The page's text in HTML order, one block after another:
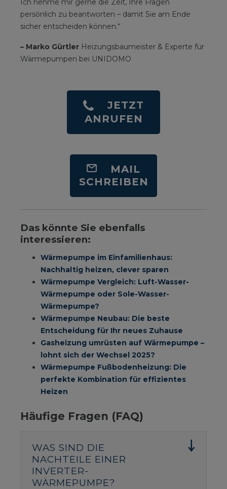
Ich nehme mir gerne die Zeit, Ihre Fragen
persönlich zu beantworten – damit Sie am Ende
sicher entscheiden können.“
– Marko Gürtler Heizungsbaumeister & Experte für
Wärmepumpen bei UNIDOMO
JETZT
ANRUFEN
MAIL
SCHREIBEN
Das könnte Sie ebenfalls
interessieren:
Wärmepumpe im Einfamilienhaus:
Nachhaltig heizen, clever sparen
Wärmepumpe Vergleich: Luft-Wasser-
Wärmepumpe oder Sole-Wasser-
Wärmepumpe?
Wärmepumpe Neubau: Die beste
Entscheidung für Ihr neues Zuhause
Gasheizung umrüsten auf Wärmepumpe –
lohnt sich der Wechsel 2025?
Wärmepumpe Fußbodenheizung: Die
perfekte Kombination für effizientes
Heizen
Häufige Fragen (FAQ)
WAS SIND DIE
NACHTEILE EINER
INVERTER-
WÄRMEPUMPE?